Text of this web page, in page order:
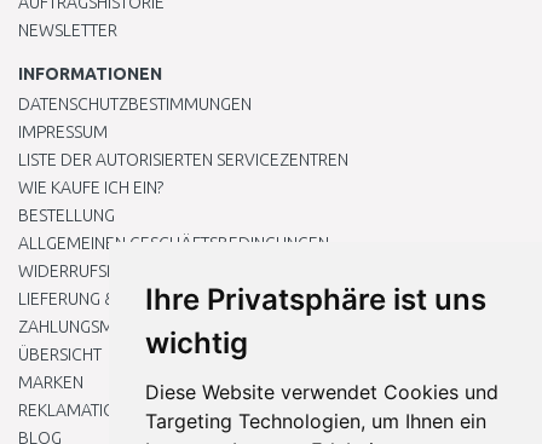
Ihre Privatsphäre ist uns
wichtig
Diese Website verwendet Cookies und
Targeting Technologien, um Ihnen ein
NEWSLETTER
INFORMATIONEN
DATENSCHUTZBESTIMMUNGEN
IMPRESSUM
LISTE DER AUTORISIERTEN SERVICEZENTREN
WIE KAUFE ICH EIN?
BESTELLUNG
ALLGEMEINEN GESCHÄFTSBEDINGUNGEN
WIDERRUFSRECHT
LIEFERUNG & ZAHLUNG
ZAHLUNGSMETHODEN
ÜBERSICHT
MARKEN
REKLAMATIONEN UND RETOUREN
BLOG